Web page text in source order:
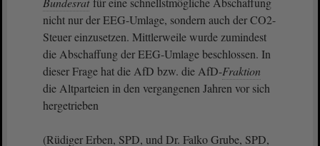
nicht nur der EEG-Umlage, sondern auch der CO2-
Steuer einzusetzen. Mittlerweile wurde zumindest
die Abschaffung der EEG-Umlage beschlossen. In
dieser Frage hat die AfD bzw. die AfD-Fraktion
die Altparteien in den vergangenen Jahren vor sich
hergetrieben
(Rüdiger Erben, SPD, und Dr. Falko Grube, SPD,